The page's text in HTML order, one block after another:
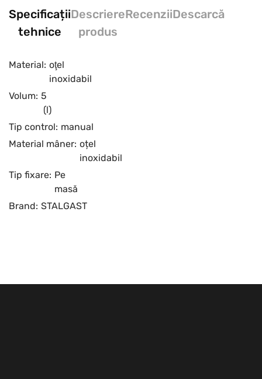
Specificații
tehnice
Descriere
produs
RecenziiDescarcă
Material: oţel
inoxidabil
Volum: 5
(l)
Tip control: manual
Material mâner: oțel
inoxidabil
Tip fixare: Pe
masă
Brand: STALGAST